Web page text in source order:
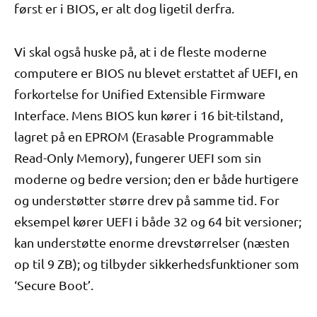
først er i BIOS, er alt dog ligetil derfra.
Vi skal også huske på, at i de fleste moderne
computere er BIOS nu blevet erstattet af UEFI, en
forkortelse for Unified Extensible Firmware
Interface. Mens BIOS kun kører i 16 bit-tilstand,
lagret på en EPROM (Erasable Programmable
Read-Only Memory), fungerer UEFI som sin
moderne og bedre version; den er både hurtigere
og understøtter større drev på samme tid. For
eksempel kører UEFI i både 32 og 64 bit versioner;
kan understøtte enorme drevstørrelser (næsten
op til 9 ZB); og tilbyder sikkerhedsfunktioner som
‘Secure Boot’.